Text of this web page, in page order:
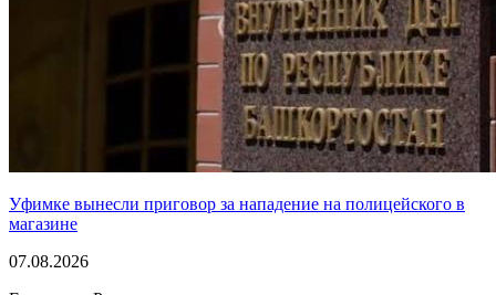
Уфимке вынесли приговор за нападение на полицейского в
магазине
07.08.2026